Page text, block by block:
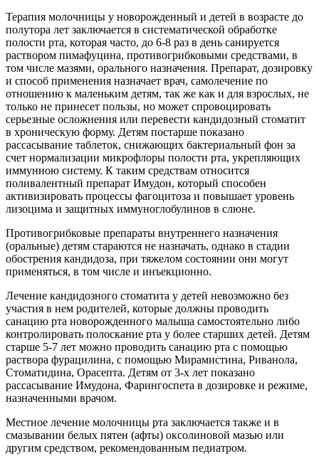
Терапия молочницы у новорожденный и детей в возрасте до
полутора лет заключается в систематической обработке
полости рта, которая часто, до 6-8 раз в день санируется
раствором пимафуцина, противогрибковыми средствами, в
том числе мазями, орального назначения. Препарат, дозировку
и способ применения назначает врач, самолечение по
отношению к маленьким детям, так же как и для взрослых, не
только не принесет пользы, но может спровоцировать
серьезные осложнения или перевести кандидозный стоматит
в хроническую форму. Детям постарше показано
рассасывание таблеток, снижающих бактериальный фон за
счет нормализации микрофлоры полости рта, укрепляющих
иммунною систему. К таким средствам относится
поливалентный препарат Имудон, который способен
активизировать процессы фагоцитоза и повышает уровень
лизоцима и защитных иммуноглобулинов в слюне.
Противогрибковые препараты внутреннего назначения
(оральные) детям стараются не назначать, однако в стадии
обострения кандидоза, при тяжелом состоянии они могут
применяться, в том числе и инъекционно.
Лечение кандидозного стоматита у детей невозможно без
участия в нем родителей, которые должны проводить
санацию рта новорожденного малыша самостоятельно либо
контролировать полоскание рта у более старших детей. Детям
старше 5-7 лет можно проводить санацию рта с помощью
раствора фурацилина, с помощью Мирамистина, Риванола,
Стоматидина, Орасепта. Детям от 3-х лет показано
рассасывание Имудона, Фарингоспета в дозировке и режиме,
назначенными врачом.
Местное лечение молочницы рта заключается также и в
смазывании белых пятен (афты) оксолиновой мазью или
другим средством, рекомендованным педиатром.